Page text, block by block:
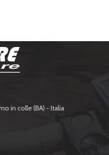
in colle (BA) - Italia